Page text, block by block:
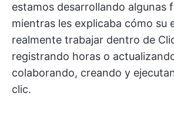
estamos desarrollando algunas
mientras les explicaba cómo su
realmente trabajar dentro de
registrando horas o
colaborando, creando y
clic.